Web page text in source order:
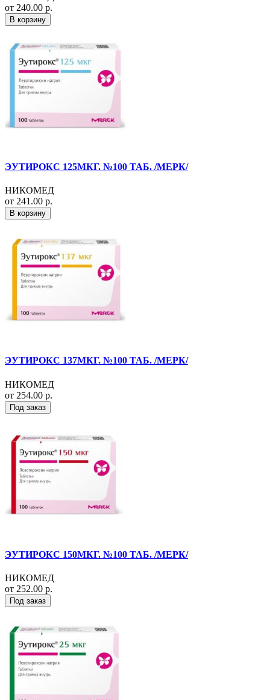
от 240.00 р.
В корзину
ЭУТИРОКС 125МКГ. №100 ТАБ. /МЕРК/
НИКОМЕД
от 241.00 р.
В корзину
ЭУТИРОКС 137МКГ. №100 ТАБ. /МЕРК/
НИКОМЕД
от 254.00 р.
Под заказ
ЭУТИРОКС 150МКГ. №100 ТАБ. /МЕРК/
НИКОМЕД
от 252.00 р.
Под заказ